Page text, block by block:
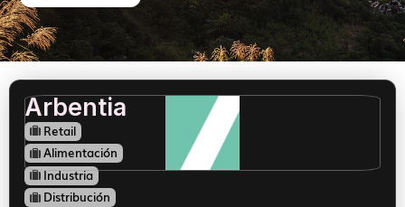
Arbentia
Retail
Alimentación
Industria
Distribución